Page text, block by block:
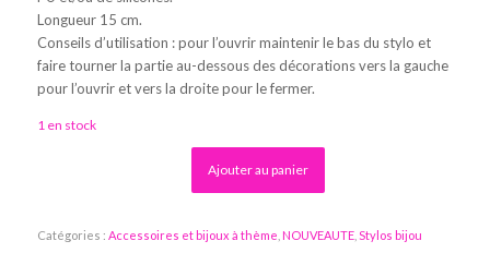
Longueur 15 cm.
Conseils d’utilisation : pour l’ouvrir maintenir le bas du stylo et
faire tourner la partie au-dessous des décorations vers la gauche
pour l’ouvrir et vers la droite pour le fermer.
1 en stock
Ajouter au panier
Catégories : Accessoires et bijoux à thème NOUVEAUTE, Stylos bijou